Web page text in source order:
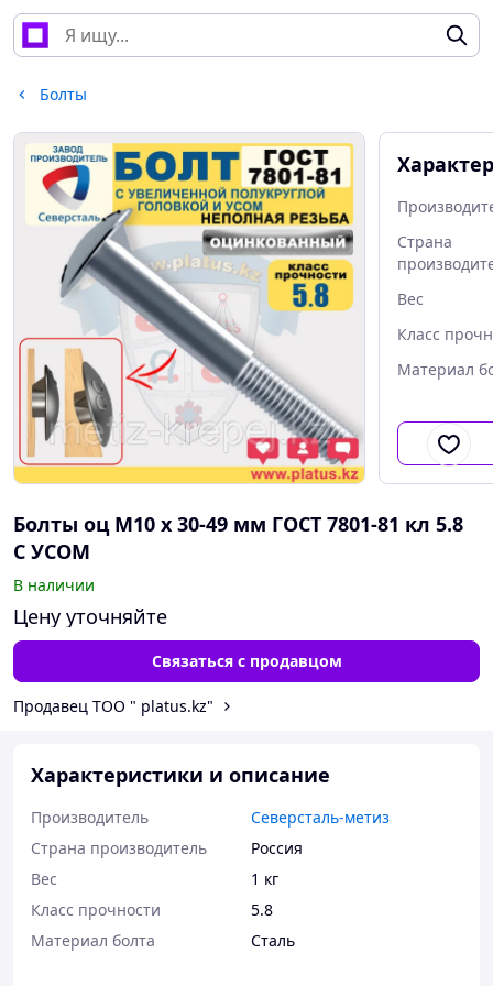
Болты
Страна
Вес
Класс
Материал
Болты оц М10 х 30-49 мм ГОСТ 7801-81 кл 5.8
С УСОМ
В наличии
Цену уточняйте
Связаться с продавцом
Продавец ТОО " platus.kz"
Характеристики и описание
Производитель
Северсталь-метиз
Страна производитель
Россия
Вес
1 кг
Класс прочности
5.8
Материал болта
Сталь